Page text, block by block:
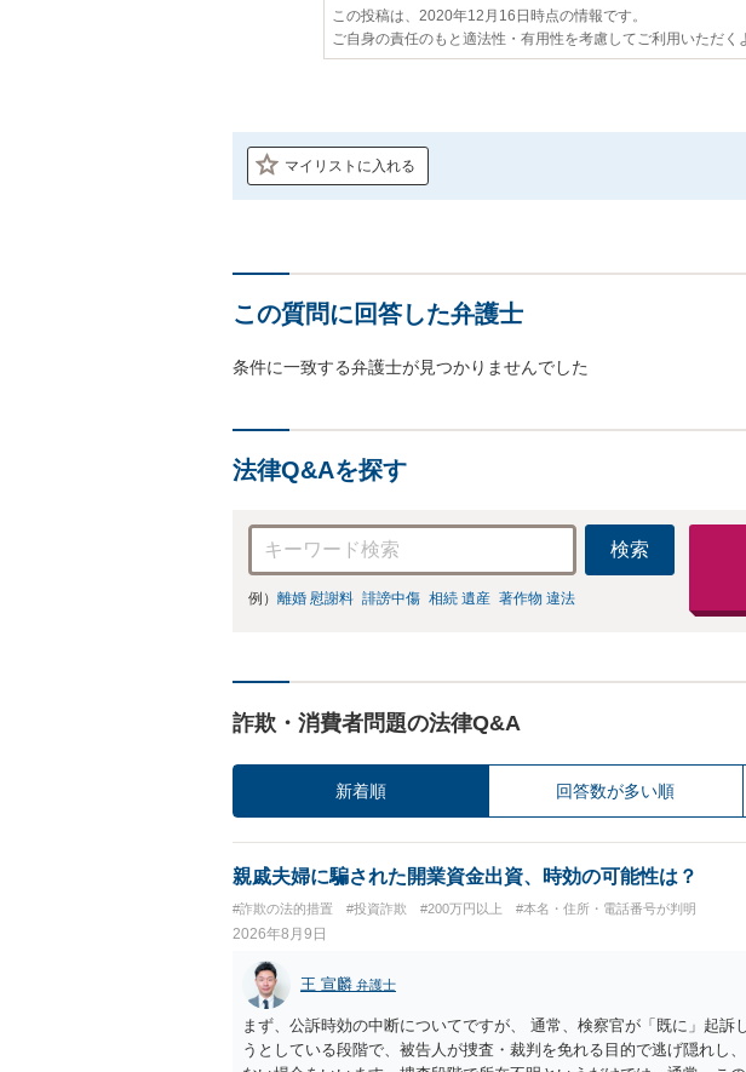
この投稿は、2020年12月16日時点の情報です。
ご自身の責任のもと適法性・有用性を考慮してご利用いただく
マイリストに入れる
この質問に回答した弁護士
条件に一致する弁護士が見つかりませんでした
法律Q&Aを探す
検索
例） 離婚 慰謝料 誹謗中傷 相続 遺産 著作物 違法
詐欺・消費者問題の法律Q&A
新着順 回答数が多い順
親戚夫婦に騙された開業資金出資、時効の可能性は？
#詐欺の法的措置 #投資詐欺 #200万円以上 #本名・住所・電話番号が判明
2026年8月9日
王 宣麟 弁護士
まず、公訴時効の中断についてですが、 通常、検察官が「既に」起訴
うとしている段階で、被告人が捜査・裁判を免れる目的で逃げ隠れし